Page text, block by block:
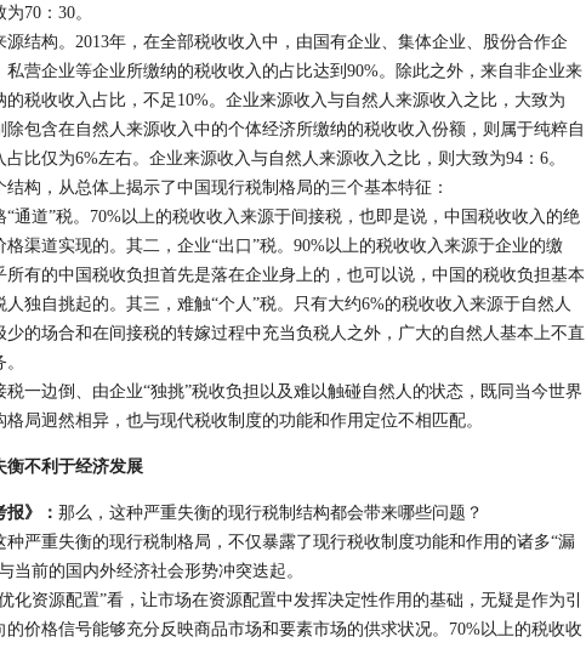
70：30。
构。2013年，在全部税收收入中，由国有企业、集体企业、股份合作企
私营企业等企业所缴纳的税收收入的占比达到90%。除此之外，来自非企业来
的税收收入占比，不足10%。企业来源收入与自然人来源收入之比，大致为
除包含在自然人来源收入中的个体经济所缴纳的税收收入份额，则属于纯粹自
比仅为6%左右。企业来源收入与自然人来源收入之比，则大致为94：6。
，从总体上揭示了中国现行税制格局的三个基本特征：
道”税。70%以上的税收收入来源于间接税，也即是说，中国税收收入的绝
格渠道实现的。其二，企业“出口”税。90%以上的税收收入来源于企业的缴
所有的中国税收负担首先是落在企业身上的，也可以说，中国的税收负担基本
人独自挑起的。其三，难触“个人”税。只有大约6%的税收收入来源于自然人
少的场合和在间接税的转嫁过程中充当负税人之外，广大的自然人基本上不直
边倒、由企业“独挑”税收负担以及难以触碰自然人的状态，既同当今世界
格局迥然相异，也与现代税收制度的功能和作用定位不相匹配。
不利于经济发展
报》： 那么，这种严重失衡的现行税制结构都会带来哪些问题？
种严重失衡的现行税制格局，不仅暴露了现行税收制度功能和作用的诸多“漏
当前的国内外经济社会形势冲突迭起。
资源配置”看，让市场在资源配置中发挥决定性作用的基础，无疑是作为引
的价格信号能够充分反映商品市场和要素市场的供求状况。70%以上的税收收